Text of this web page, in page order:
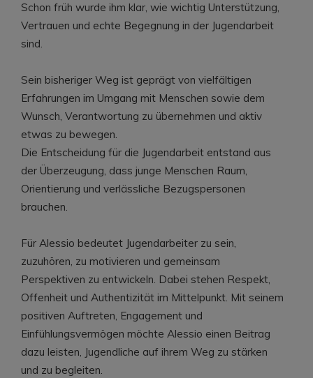
Schon früh wurde ihm klar, wie wichtig Unterstützung,
Vertrauen und echte Begegnung in der Jugendarbeit
sind.
Sein bisheriger Weg ist geprägt von vielfältigen
Erfahrungen im Umgang mit Menschen sowie dem
Wunsch, Verantwortung zu übernehmen und aktiv
etwas zu bewegen.
Die Entscheidung für die Jugendarbeit entstand aus
der Überzeugung, dass junge Menschen Raum,
Orientierung und verlässliche Bezugspersonen
brauchen.
Für Alessio bedeutet Jugendarbeiter zu sein,
zuzuhören, zu motivieren und gemeinsam
Perspektiven zu entwickeln. Dabei stehen Respekt,
Offenheit und Authentizität im Mittelpunkt. Mit seinem
positiven Auftreten, Engagement und
Einfühlungsvermögen möchte Alessio einen Beitrag
dazu leisten, Jugendliche auf ihrem Weg zu stärken
und zu begleiten.